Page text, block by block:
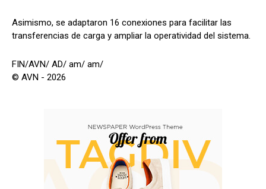
Asimismo, se adaptaron 16 conexiones para facilitar las
transferencias de carga y ampliar la operatividad del sistema.
FIN/AVN/ AD/ am/ am/
© AVN - 2026